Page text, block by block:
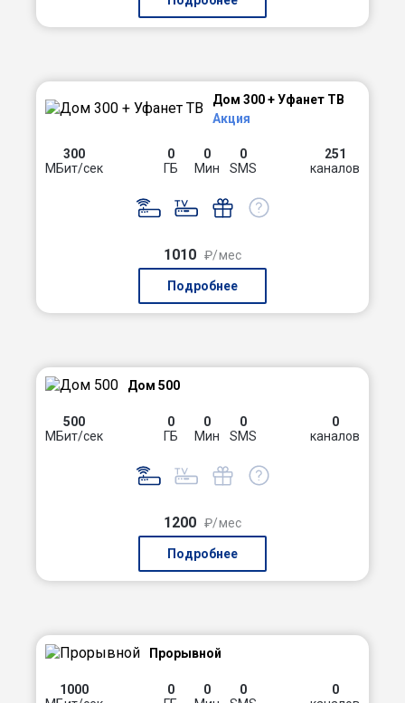
Дом 300 + Уфанет ТВ
Акция
300
МБит/сек
0
ГБ
0
Мин
0
SMS
251
каналов
1010 ₽/мес
Подробнее
Дом 500
500
МБит/сек
0
ГБ
0
Мин
0
SMS
0
каналов
1200 ₽/мес
Подробнее
Прорывной
1000
0
0
0
0